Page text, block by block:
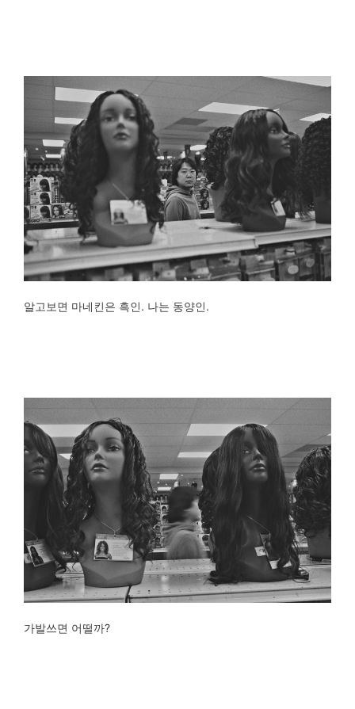
알고보면 마네킨은 흑인. 나는 동양인.
가발쓰면 어떨까?